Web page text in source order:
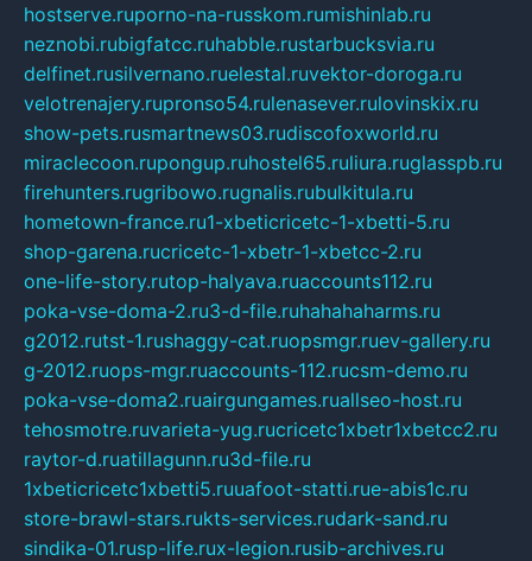
hostserve.ruporno-na-russkom.rumishinlab.ru
neznobi.rubigfatcc.ruhabble.rustarbucksvia.ru
delfinet.rusilvernano.ruelestal.ruvektor-doroga.ru
velotrenajery.rupronso54.rulenasever.rulovinskix.ru
show-pets.rusmartnews03.rudiscofoxworld.ru
miraclecoon.rupongup.ruhostel65.ruliura.ruglasspb.ru
firehunters.rugribowo.rugnalis.rubulkitula.ru
hometown-france.ru1-xbeticricetc-1-xbetti-5.ru
shop-garena.rucricetc-1-xbetr-1-xbetcc-2.ru
one-life-story.rutop-halyava.ruaccounts112.ru
poka-vse-doma-2.ru3-d-file.ruhahahaharms.ru
g2012.rutst-1.rushaggy-cat.ruopsmgr.ruev-gallery.ru
g-2012.ruops-mgr.ruaccounts-112.rucsm-demo.ru
poka-vse-doma2.ruairgungames.ruallseo-host.ru
tehosmotre.ruvarieta-yug.rucricetc1xbetr1xbetcc2.ru
raytor-d.ruatillagunn.ru3d-file.ru
1xbeticricetc1xbetti5.ruuafoot-statti.rue-abis1c.ru
store-brawl-stars.rukts-services.rudark-sand.ru
sindika-01.rusp-life.rux-legion.rusib-archives.ru